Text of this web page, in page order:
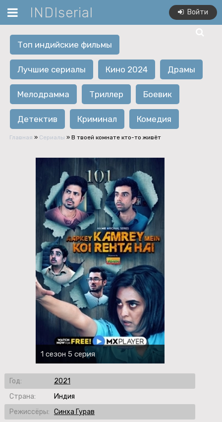
INDIserial Войти
Топ индийские фильмы
Лучшие сериалы Кино 2024 Драмы
Мелодрамма Триллер Боевик
Детектив Криминал Комедия
Главная » Сериалы » В твоей комнате кто-то живёт
1 сезон 5 серия
Год:
2021
Страна:
Индия
Режиссёры: Синха Гурав